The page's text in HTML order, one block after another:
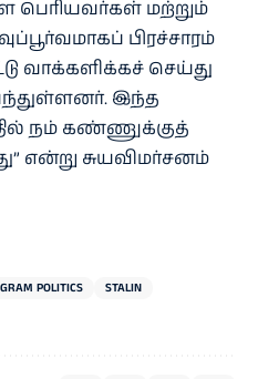
பெரியவர்கள் மற்றும்
பிரச்சாரம்
வாக்களிக்கச் செய்து
இந்த
நம் கண்ணுக்குத்
என்று சுயவிமர்சனம்
POLITICS
STALIN